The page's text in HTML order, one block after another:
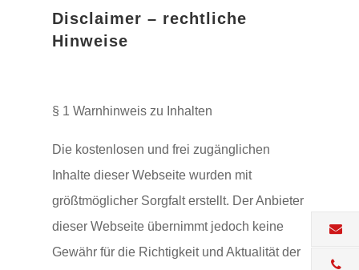
Disclaimer – rechtliche
Hinweise
§ 1 Warnhinweis zu Inhalten
Die kostenlosen und frei zugänglichen
Inhalte dieser Webseite wurden mit
größtmöglicher Sorgfalt erstellt. Der Anbieter
dieser Webseite übernimmt jedoch keine
Gewähr für die Richtigkeit und Aktualität der